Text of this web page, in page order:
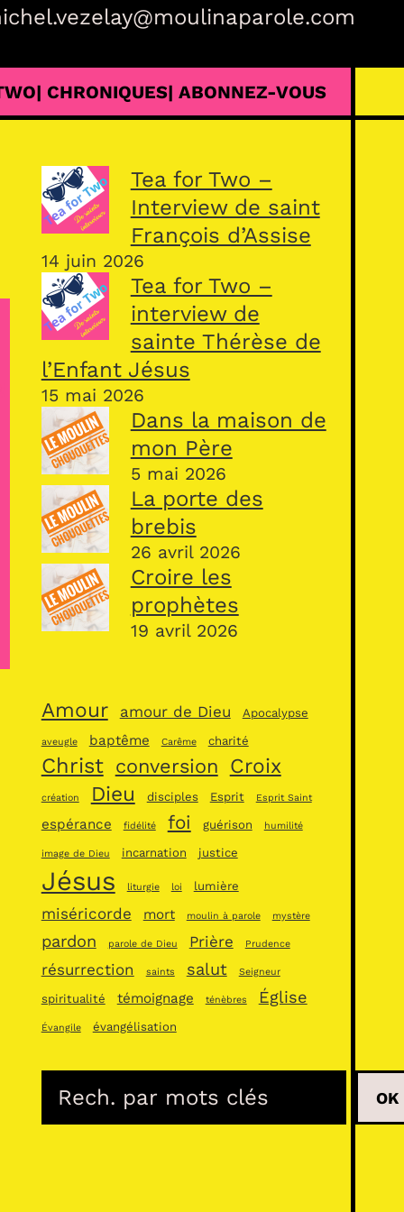
| CHRONIQUES| ABONNEZ-VOUS
Tea for Two –
Interview de saint
François d’Assise
14 juin 2026
Tea for Two –
interview de
sainte Thérèse de
l’Enfant Jésus
15 mai 2026
Dans la maison de
mon Père
5 mai 2026
La porte des
brebis
26 avril 2026
Croire les
prophètes
19 avril 2026
Amour amour de Dieu Apocalypse
aveugle baptême Carême charité
Christ conversion Croix
création Dieu disciples Esprit Esprit Saint
espérance fidélité foi guérison humilité
image de Dieu incarnation justice
Jésus liturgie loi lumière
miséricorde mort moulin à parole mystère
pardon parole de Dieu Prière Prudence
résurrection saints salut Seigneur
spiritualité témoignage ténèbres Église
Évangile évangélisation
OK